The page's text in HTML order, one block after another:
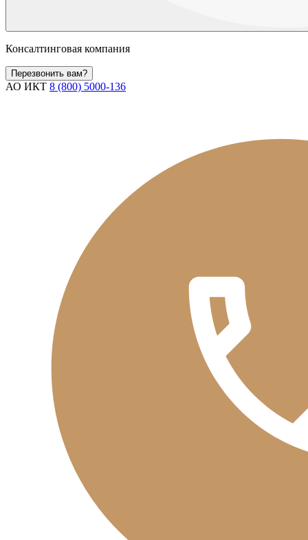
Консалтинговая компания
Перезвонить вам?
АО ИКТ 8 (800) 5000-136